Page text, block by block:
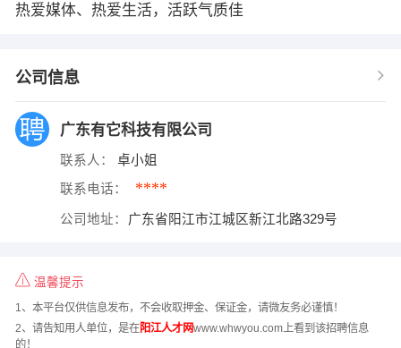
热爱媒体、热爱生活，活跃气质佳
公司信息
广东有它科技有限公司
联系人： 卓小姐
联系电话： ****
公司地址： 广东省阳江市江城区新江北路329号
温馨提示
1、本平台仅供信息发布，不会收取押金、保证金，请微友务必谨慎！
2、请告知用人单位，是在阳江人才网www.whwyou.com上看到该招聘信息
的！